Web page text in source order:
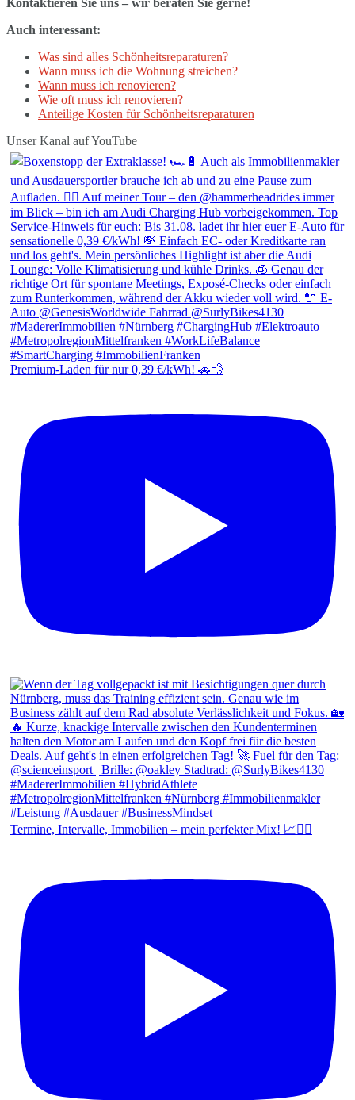
Kontaktieren Sie uns – wir beraten Sie gerne!
Auch interessant:
Was sind alles Schönheitsreparaturen?
Wann muss ich die Wohnung streichen?
Wann muss ich renovieren?
Wie oft muss ich renovieren?
Anteilige Kosten für Schönheitsreparaturen
Unser Kanal auf YouTube
Premium-Laden für nur 0,39 €/kWh! 🚗💨
Termine, Intervalle, Immobilien – mein perfekter Mix! 📈🚴‍♂️